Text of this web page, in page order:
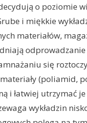
o poziomie
i miękkie
materiałów,
się
(poliamid,
i łatwiej utrzymać
wykładzin